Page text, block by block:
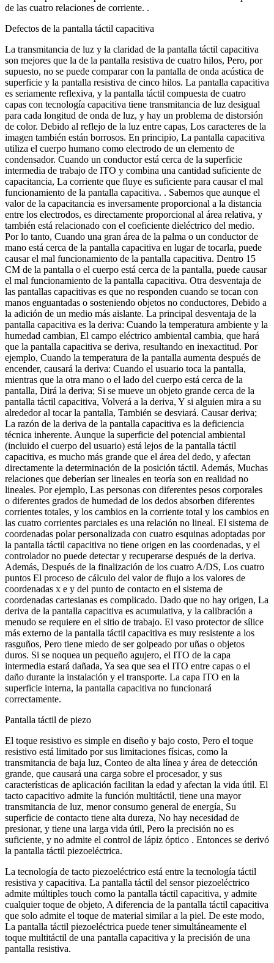
de las cuatro relaciones de corriente. .
Defectos de la pantalla táctil capacitiva
La transmitancia de luz y la claridad de la pantalla táctil capacitiva
son mejores que la de la pantalla resistiva de cuatro hilos, Pero, por
supuesto, no se puede comparar con la pantalla de onda acústica de
superficie y la pantalla resistiva de cinco hilos. La pantalla capacitiva
es seriamente reflexiva, y la pantalla táctil compuesta de cuatro
capas con tecnología capacitiva tiene transmitancia de luz desigual
para cada longitud de onda de luz, y hay un problema de distorsión
de color. Debido al reflejo de la luz entre capas, Los caracteres de la
imagen también están borrosos. En principio, La pantalla capacitiva
utiliza el cuerpo humano como electrodo de un elemento de
condensador. Cuando un conductor está cerca de la superficie
intermedia de trabajo de ITO y combina una cantidad suficiente de
capacitancia, La corriente que fluye es suficiente para causar el mal
funcionamiento de la pantalla capacitiva. . Sabemos que aunque el
valor de la capacitancia es inversamente proporcional a la distancia
entre los electrodos, es directamente proporcional al área relativa, y
también está relacionado con el coeficiente dieléctrico del medio.
Por lo tanto, Cuando una gran área de la palma o un conductor de
mano está cerca de la pantalla capacitiva en lugar de tocarla, puede
causar el mal funcionamiento de la pantalla capacitiva. Dentro 15
CM de la pantalla o el cuerpo está cerca de la pantalla, puede causar
el mal funcionamiento de la pantalla capacitiva. Otra desventaja de
las pantallas capacitivas es que no responden cuando se tocan con
manos enguantadas o sosteniendo objetos no conductores, Debido a
la adición de un medio más aislante. La principal desventaja de la
pantalla capacitiva es la deriva: Cuando la temperatura ambiente y la
humedad cambian, El campo eléctrico ambiental cambia, que hará
que la pantalla capacitiva se deriva, resultando en inexactitud. Por
ejemplo, Cuando la temperatura de la pantalla aumenta después de
encender, causará la deriva: Cuando el usuario toca la pantalla,
mientras que la otra mano o el lado del cuerpo está cerca de la
pantalla, Dirá la deriva; Si se mueve un objeto grande cerca de la
pantalla táctil capacitiva, Volverá a la deriva, Y si alguien mira a su
alrededor al tocar la pantalla, También se desviará. Causar deriva;
La razón de la deriva de la pantalla capacitiva es la deficiencia
técnica inherente. Aunque la superficie del potencial ambiental
(incluido el cuerpo del usuario) está lejos de la pantalla táctil
capacitiva, es mucho más grande que el área del dedo, y afectan
directamente la determinación de la posición táctil. Además, Muchas
relaciones que deberían ser lineales en teoría son en realidad no
lineales. Por ejemplo, Las personas con diferentes pesos corporales
o diferentes grados de humedad de los dedos absorben diferentes
corrientes totales, y los cambios en la corriente total y los cambios en
las cuatro corrientes parciales es una relación no lineal. El sistema de
coordenadas polar personalizada con cuatro esquinas adoptadas por
la pantalla táctil capacitiva no tiene origen en las coordenadas, y el
controlador no puede detectar y recuperarse después de la deriva.
Además, Después de la finalización de los cuatro A/DS, Los cuatro
puntos El proceso de cálculo del valor de flujo a los valores de
coordenadas x e y del punto de contacto en el sistema de
coordenadas cartesianas es complicado. Dado que no hay origen, La
deriva de la pantalla capacitiva es acumulativa, y la calibración a
menudo se requiere en el sitio de trabajo. El vaso protector de sílice
más externo de la pantalla táctil capacitiva es muy resistente a los
rasguños, Pero tiene miedo de ser golpeado por uñas o objetos
duros. Si se noquea un pequeño agujero, el ITO de la capa
intermedia estará dañada, Ya sea que sea el ITO entre capas o el
daño durante la instalación y el transporte. La capa ITO en la
superficie interna, la pantalla capacitiva no funcionará
correctamente.
Pantalla táctil de piezo
El toque resistivo es simple en diseño y bajo costo, Pero el toque
resistivo está limitado por sus limitaciones físicas, como la
transmitancia de baja luz, Conteo de alta línea y área de detección
grande, que causará una carga sobre el procesador, y sus
características de aplicación facilitan la edad y afectan la vida útil. El
tacto capacitivo admite la función multitáctil, tiene una mayor
transmitancia de luz, menor consumo general de energía, Su
superficie de contacto tiene alta dureza, No hay necesidad de
presionar, y tiene una larga vida útil, Pero la precisión no es
suficiente, y no admite el control de lápiz óptico . Entonces se derivó
la pantalla táctil piezoeléctrica.
La tecnología de tacto piezoeléctrico está entre la tecnología táctil
resistiva y capacitiva. La pantalla táctil del sensor piezoeléctrico
admite múltiples touch como la pantalla táctil capacitiva, y admite
cualquier toque de objeto, A diferencia de la pantalla táctil capacitiva
que solo admite el toque de material similar a la piel. De este modo,
La pantalla táctil piezoeléctrica puede tener simultáneamente el
toque multitáctil de una pantalla capacitiva y la precisión de una
pantalla resistiva.